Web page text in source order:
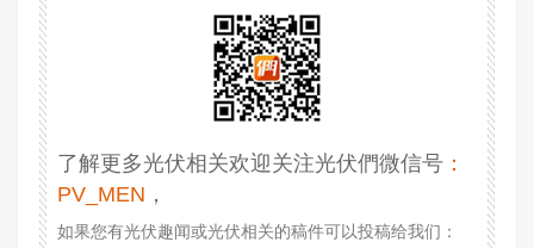
了解更多光伏相关欢迎关注光伏們微信号 ：
PV_MEN ，
如果您有光伏趣闻或光伏相关的稿件可以投稿给我们：